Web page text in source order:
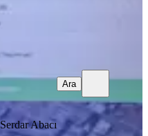
Serdar Abacı
Ara